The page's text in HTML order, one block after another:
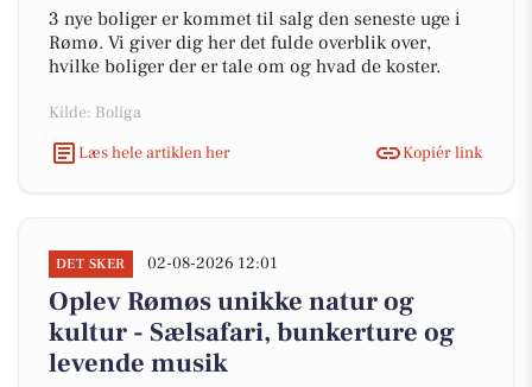
3 nye boliger er kommet til salg den seneste uge i
Rømø. Vi giver dig her det fulde overblik over,
hvilke boliger der er tale om og hvad de koster.
Kilde: Boliga
Læs hele artiklen her
Kopiér link
DET SKER 02-08-2026 12:01
Oplev Rømøs unikke natur og
kultur - Sælsafari, bunkerture og
levende musik